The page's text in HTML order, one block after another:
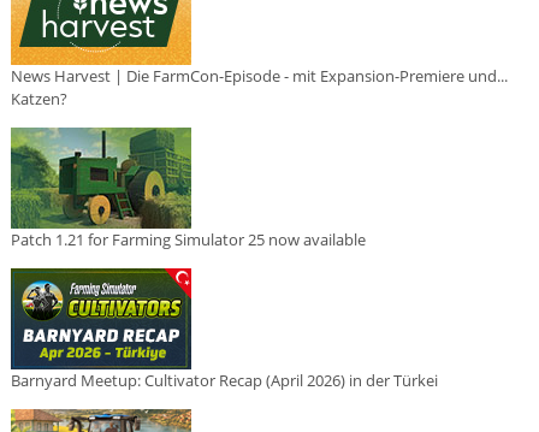
News Harvest | Die FarmCon-Episode - mit Expansion-Premiere und...
Katzen?
Patch 1.21 for Farming Simulator 25 now available
Barnyard Meetup: Cultivator Recap (April 2026) in der Türkei